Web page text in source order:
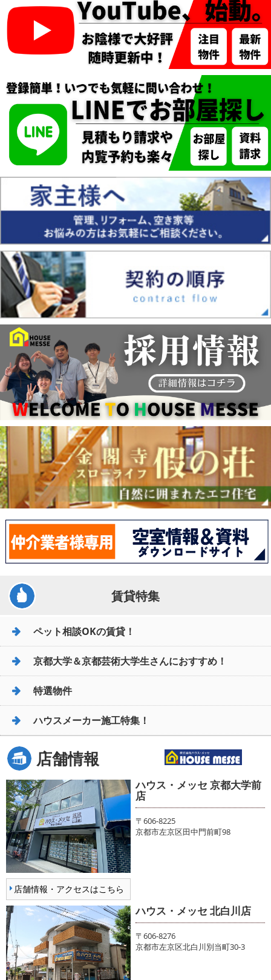
賃貸特集
ペット相談OKの賃貸！
京都大学＆京都芸術大学生さんにおすすめ！
特選物件
ハウスメーカー施工特集！
店舗情報
店舗情報・アクセスはこちら
ハウス・メッセ 京都大学前
店
〒606-8225
京都市左京区田中門前町98
ハウス・メッセ 北白川店
〒606-8276
京都市左京区北白川別当町30-3